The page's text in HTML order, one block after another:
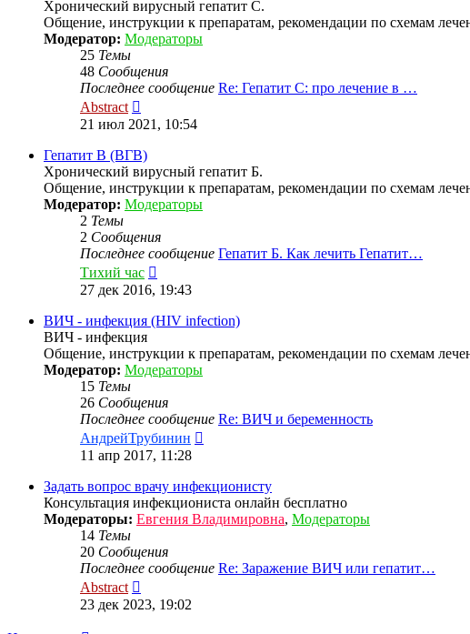
Хронический вирусный гепатит С.
Общение, инструкции к препаратам, рекомендации по схемам
Модератор: Модераторы
25 Темы
48 Сообщения
Последнее сообщение Re: Гепатит С: про лечение в …
Abstract
к
последнему
сообщению
21 июл 2021, 10:54
Гепатит B (ВГВ)
Хронический вирусный гепатит Б.
Общение, инструкции к препаратам, рекомендации по схемам
Модератор: Модераторы
2 Темы
2 Сообщения
Последнее сообщение Гепатит Б. Как лечить Гепатит…
Тихий час
к
сообщению
27 дек 2016, 19:43
ВИЧ - инфекция (HIV infection)
ВИЧ - инфекция
Общение, инструкции к препаратам, рекомендации по схемам
Модератор: Модераторы
15 Темы
26 Сообщения
Последнее сообщение Re: ВИЧ и беременность
АндрейТрубинин
сообщению
11 апр 2017, 11:28
Задать вопрос врачу инфекционисту
Консультация инфекциониста онлайн бесплатно
Модераторы: Евгения Владимировна, Модераторы
14 Темы
20 Сообщения
Последнее сообщение Re: Заражение ВИЧ или гепатит…
Abstract
к
последнему
23 дек 2023, 19:02